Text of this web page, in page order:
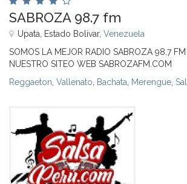
SABROZA 98.7 fm
Upata, Estado Bolivar, Venezuela
SOMOS LA MEJOR RADIO SABROZA 98.7 FM
NUESTRO SITEO WEB SABROZAFM.COM
Reggaeton Vallenato Bachata Merengue